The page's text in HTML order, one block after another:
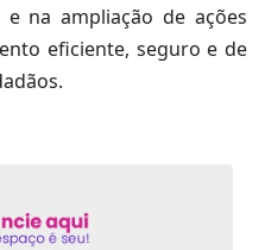
na ampliação de ações
eficiente, seguro e de